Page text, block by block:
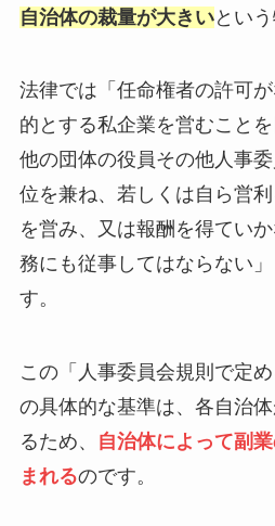
自治体の裁量が大きいという
法律では「任命権者の許可
的とする私企業を営むこと
他の団体の役員その他人事
位を兼ね、若しくは自ら営
を営み、又は報酬を得てい
務にも従事してはならない
す。
この「人事委員会規則で定め
の具体的な基準は、各自治
るため、
自治体によって副
まれるのです。